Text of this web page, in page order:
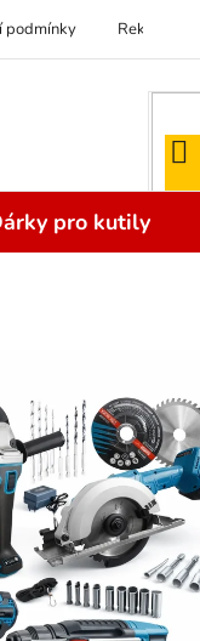
podmínky Reklamace
pro kutily